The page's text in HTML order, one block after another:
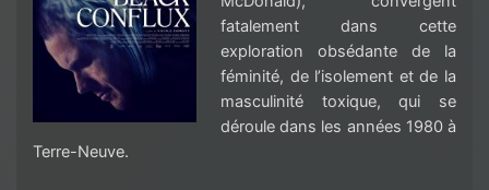
fatalement dans cette
exploration obsédante de la
féminité, de l’isolement et de la
masculinité toxique, qui se
déroule dans les années 1980 à
Terre-Neuve.